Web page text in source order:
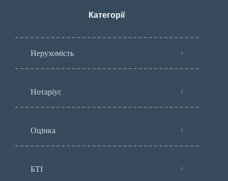
Категорії
Нерухомість
Нотаріус
Оцінка
БТІ